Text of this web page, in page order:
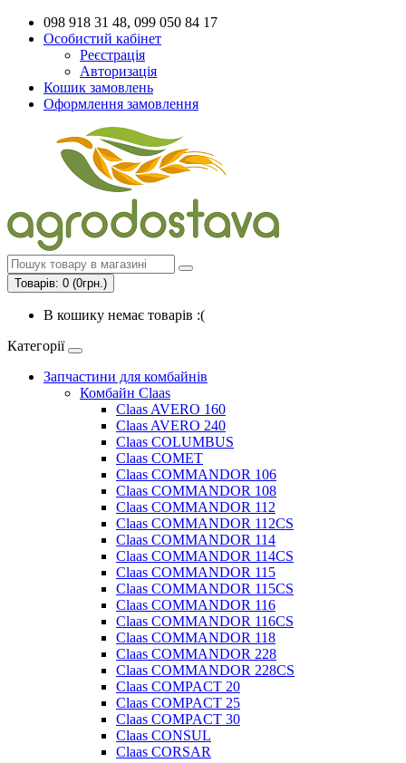
098 918 31 48, 099 050 84 17
Особистий кабінет
Реєстрація
Авторизація
Кошик замовлень
Оформлення замовлення
Товарів: 0 (0грн.)
В кошику немає товарів :(
Категорії
Запчастини для комбайнів
Комбайн Claas
Claas AVERO 160
Claas AVERO 240
Claas COLUMBUS
Claas COMET
Claas COMMANDOR 106
Claas COMMANDOR 108
Claas COMMANDOR 112
Claas COMMANDOR 112CS
Claas COMMANDOR 114
Claas COMMANDOR 114CS
Claas COMMANDOR 115
Claas COMMANDOR 115CS
Claas COMMANDOR 116
Claas COMMANDOR 116CS
Claas COMMANDOR 118
Claas COMMANDOR 228
Claas COMMANDOR 228CS
Claas COMPACT 20
Claas COMPACT 25
Claas COMPACT 30
Claas CONSUL
Claas CORSAR